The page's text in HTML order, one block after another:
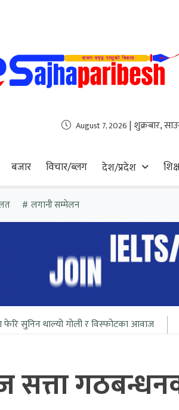
August 7, 2026 | शुक्रबार,
बजार विचार/ब्लग देश/प्रदेश
लगानी सम्मेलन
गोली र विस्फोटका आवाज चिनिया